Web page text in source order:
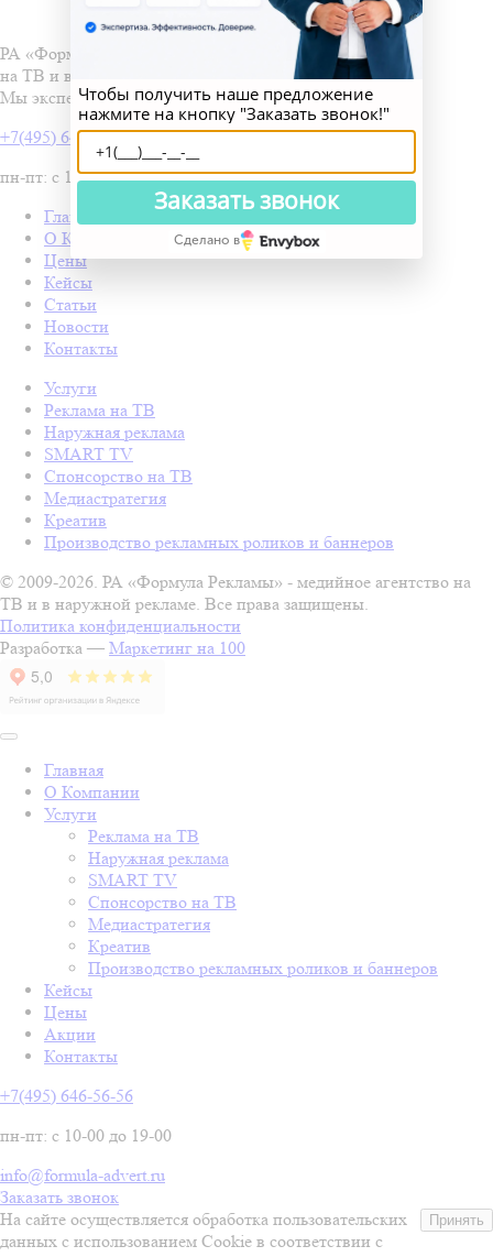
РА «Формула Рекламы» — медийное агентство
на ТВ и в наружной рекламе.
Мы эксперты в офлайн медиа.
+7(495) 646-56-56
пн-пт: с 10-00 до 19-00
Главная
О Компании
Цены
Кейсы
Статьи
Новости
Контакты
Услуги
Реклама на ТВ
Наружная реклама
SMART TV
Спонсорство на ТВ
Медиастратегия
Креатив
Производство рекламных роликов и баннеров
© 2009-2026. РА «Формула Рекламы» - медийное агентство на
ТВ и в наружной рекламе. Все права защищены.
Политика конфиденциальности
Разработка — Маркетинг на 100
Главная
О Компании
Услуги
Реклама на ТВ
Наружная реклама
SMART TV
Спонсорство на ТВ
Медиастратегия
Креатив
Производство рекламных роликов и баннеров
Кейсы
Цены
Акции
Контакты
+7(495) 646-56-56
пн-пт: с 10-00 до 19-00
info@formula-advert.ru
Заказать звонок
На сайте осуществляется обработка пользовательских
данных с использованием Cookie в соответствии с
Принять
Чтобы получить наше предложение
нажмите на кнопку "Заказать звонок!"
Заказать звонок
Сделано в